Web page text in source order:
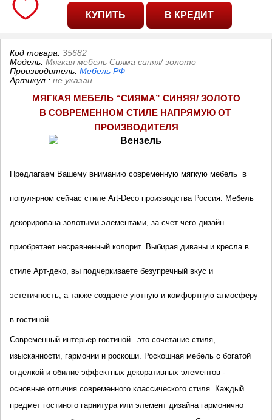
Код товара: 35682
Модель: Мягкая мебель Сияма синяя/ золото
Производитель: Мебель РФ
Артикул : не указан
МЯГКАЯ МЕБЕЛЬ “СИЯМА” СИНЯЯ/ ЗОЛОТО
В СОВРЕМЕННОМ СТИЛЕ НАПРЯМУЮ ОТ
ПРОИЗВОДИТЕЛЯ
Предлагаем Вашему вниманию современную мягкую мебель в
популярном сейчас стиле Art-Deco производства Россия. Мебель
декорирована золотыми элементами, за счет чего дизайн
приобретает несравненный колорит. Выбирая диваны и кресла в
стиле Арт-деко, вы подчеркиваете безупречный вкус и
эстетичность, а также создаете уютную и комфортную атмосферу
в гостиной.
Современный интерьер гостиной– это сочетание стиля,
изысканности, гармонии и роскоши. Роскошная мебель с богатой
отделкой и обилие эффектных декоративных элементов -
основные отличия современного классического стиля. Каждый
предмет гостиного гарнитура или элемент дизайна гармонично